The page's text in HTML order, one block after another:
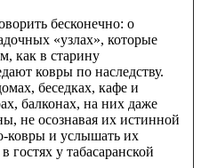
бесконечно: о
«узлах», которые
как в старину
ковры по наследству.
беседках, кафе и
балконах, на них даже
не осознавая их истинной
ковры и услышать их
у табасаранской